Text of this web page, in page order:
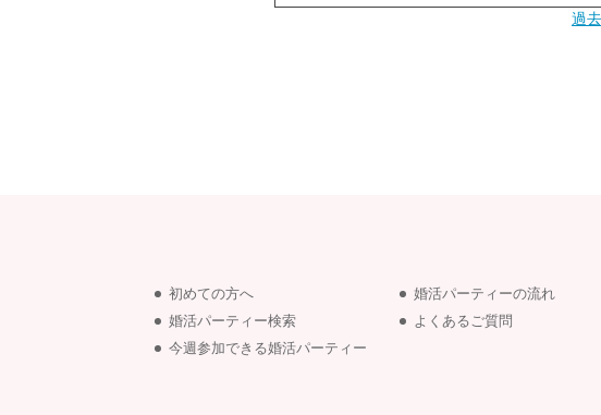
過
初めての方へ
婚活パーティーの流れ
婚活パーティー検索
よくあるご質問
今週参加できる婚活パーティー